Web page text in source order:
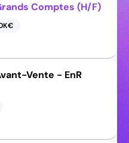
Comptes (H/F)
Vente - EnR